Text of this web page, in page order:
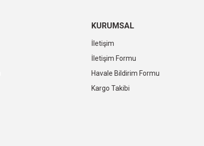
KURUMSAL
İletişim
İletişim Formu
Havale Bildirim Formu
Kargo Takibi